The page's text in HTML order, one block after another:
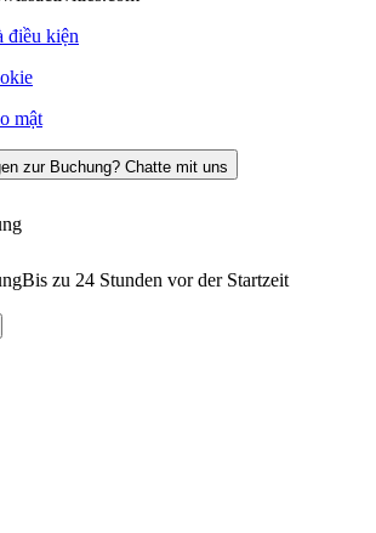
điều kiện
mật
zur Buchung? Chatte mit uns
Bis zu 24 Stunden vor der Startzeit